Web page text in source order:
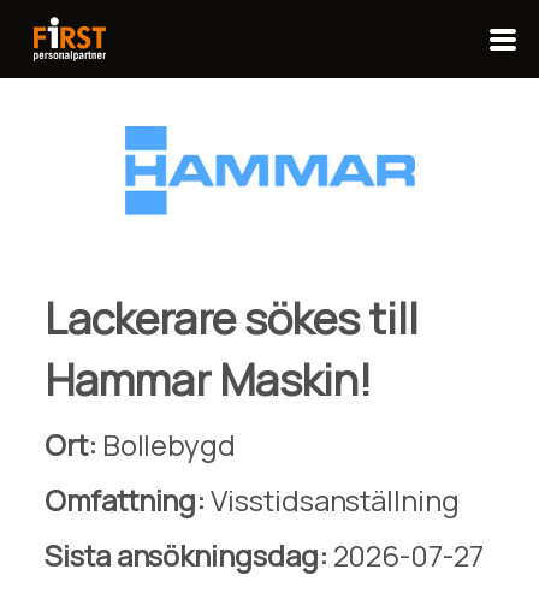
Lackerare sökes till
Hammar Maskin!
Ort: Bollebygd
Omfattning:Visstidsanställning
Sista ansökningsdag: 2026-07-27